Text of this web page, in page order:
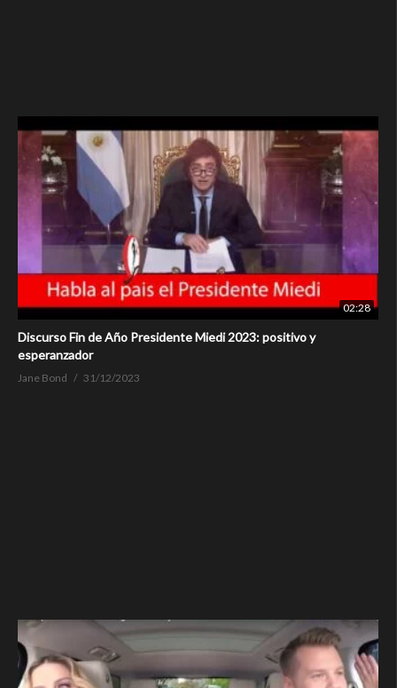
02:28
Discurso Fin de Año Presidente Miedi 2023: positivo y
esperanzador
Jane Bond 31/12/2023